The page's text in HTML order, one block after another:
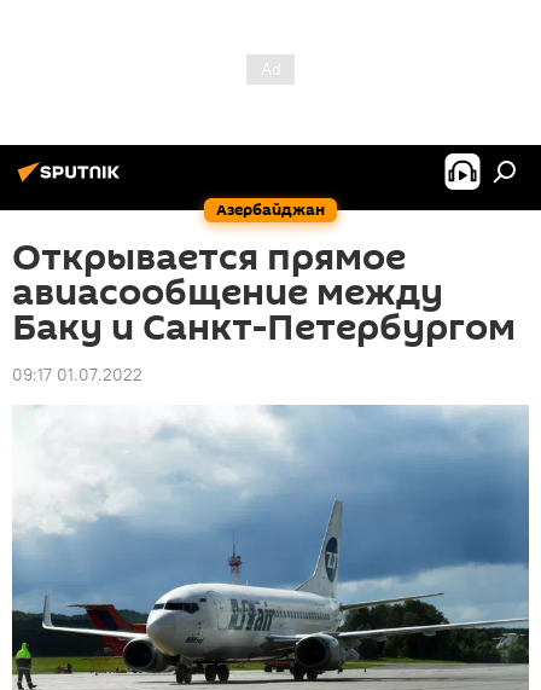
Азербайджан
Открывается прямое
авиасообщение между
Баку и Санкт-Петербургом
09:17 01.07.2022